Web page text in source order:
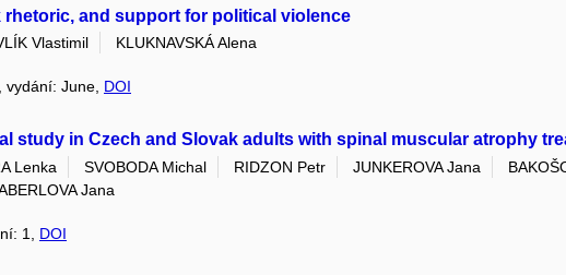
and support for political violence
Vlastimil
KLUKNAVSKÁ Alena
vydání: June, DOI
study in Czech and Slovak adults with spinal muscular atrophy
Lenka SVOBODA Michal RIDZON Petr JUNKEROVA Jana
Jana
1, DOI